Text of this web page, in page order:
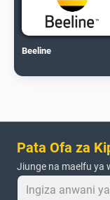
Beeline
Pata Ofa za
Jiunge na maelfu ya